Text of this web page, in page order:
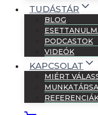
TUDÁSTÁR
BLOG
PODCASTOK
VIDEÓK
KAPCSOLAT
MIÉRT